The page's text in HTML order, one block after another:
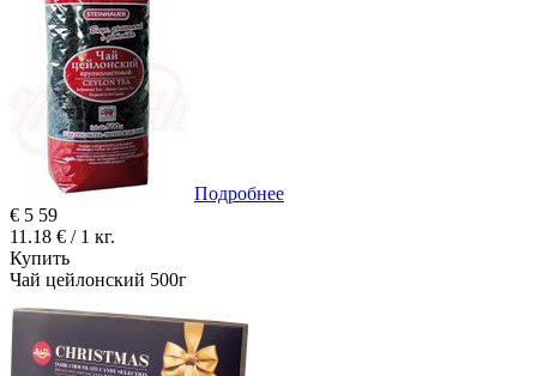
Подробнее
€ 5 59
11.18 € / 1 кг.
Купить
Чай цейлонский 500г